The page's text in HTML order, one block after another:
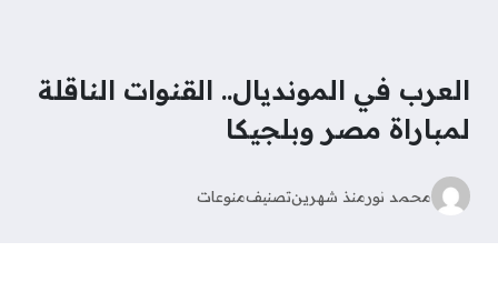
العرب في المونديال.. القنوات الناقلة
لمباراة مصر وبلجيكا
محمد نورمنذ شهرينتصنيفمنوعات